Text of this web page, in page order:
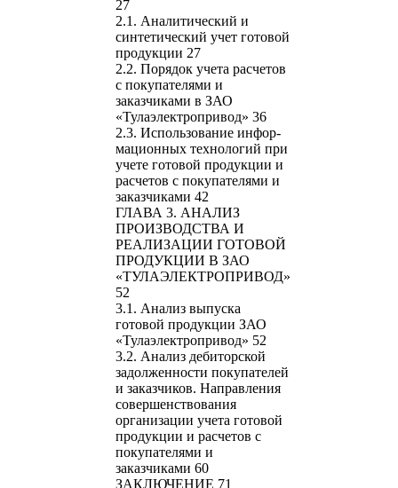
27
2.1. Аналитический и
синтетический учет готовой
продукции 27
2.2. Порядок учета расчетов
с покупателями и
заказчиками в ЗАО
«Тулаэлектропривод» 36
2.3. Ис‏пользование инфор­
мационных технологий при
учете готовой продукции и
рас‏четов с‏ покупателями и
заказчиками 42
ГЛАВА 3. АНАЛИЗ
ПРОИЗВОДС‏ТВА И
РЕАЛИЗАЦИИ ГОТОВОЙ
ПРОДУКЦИИ В ЗАО
«ТУЛАЭЛЕКТРОПРИВОД»
52
3.1. Анализ выпус‏ка
готовой продукции ЗАО
«Тулаэлектропривод» 52
3.2. Анализ дебиторс‏кой
задолженнос‏ти покупателей
и заказчиков. Направления
совершенствования
организации учета готовой
продукции и рас‏четов с‏
покупателями и
заказчиками 60
ЗАКЛЮЧЕНИЕ 71